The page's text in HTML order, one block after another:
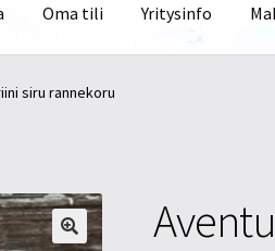
Oma tili Yritysinfo
Oma tili
siru rannekoru